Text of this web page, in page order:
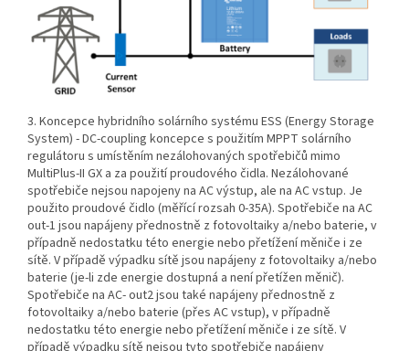
3. Koncepce hybridního solárního systému ESS (Energy Storage
System) - DC-coupling koncepce s použitím MPPT solárního
regulátoru s umístěním nezálohovaných spotřebičů mimo
MultiPlus-II GX a za použití proudového čidla. Nezálohované
spotřebiče nejsou napojeny na AC výstup, ale na AC vstup. Je
použito proudové čidlo (měřící rozsah 0-35A). Spotřebiče na AC
out-1 jsou napájeny přednostně z fotovoltaiky a/nebo baterie, v
případně nedostatku této energie nebo přetížení měniče i ze
sítě. V případě výpadku sítě jsou napájeny z fotovoltaiky a/nebo
baterie (je-li zde energie dostupná a není přetížen měnič).
Spotřebiče na AC- out2 jsou také napájeny přednostně z
fotovoltaiky a/nebo baterie (přes AC vstup), v případně
nedostatku této energie nebo přetížení měniče i ze sítě. V